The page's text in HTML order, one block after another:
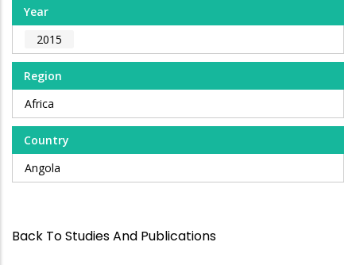
Year
2015
Region
Africa
Country
Angola
Back To Studies And Publications